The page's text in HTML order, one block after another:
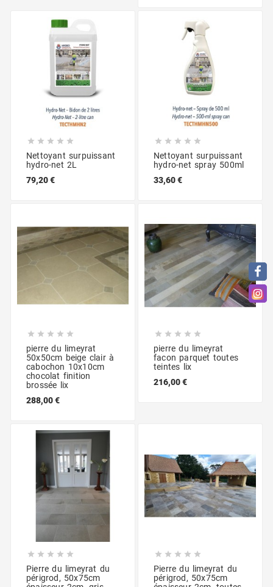
    
Nettoyant surpuissant
hydro-net 2L
79,20 €
    
Nettoyant surpuissant
hydro-net spray 500ml
33,60 €
    
pierre du limeyrat
50x50cm beige clair à
cabochon 10x10cm
chocolat finition
brossée lix
288,00 €
    
pierre du limeyrat
facon parquet toutes
teintes lix
216,00 €
    
Pierre du limeyrat du
périgrod, 50x75cm
    
Pierre du limeyrat du
périgrod, 50x75cm